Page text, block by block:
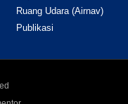
Ruang Udara (Airnav)
Publikasi